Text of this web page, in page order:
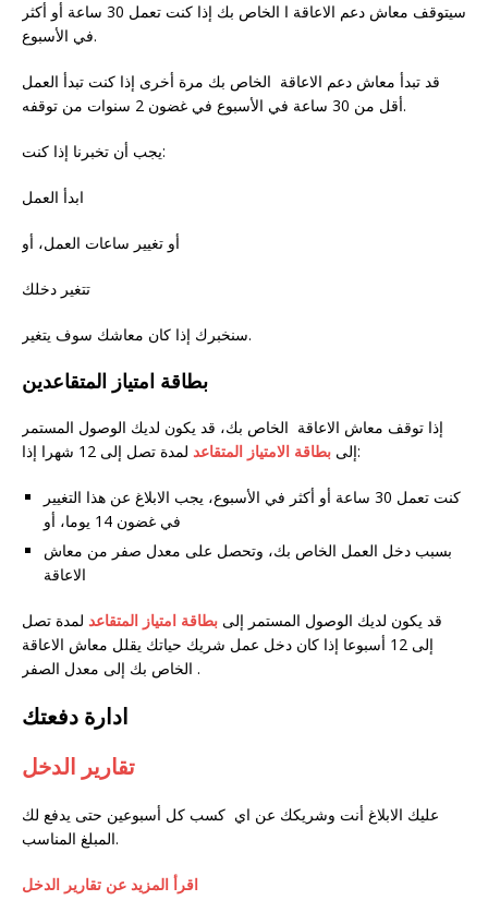
سيتوقف معاش دعم الاعاقة ا الخاص بك إذا كنت تعمل 30 ساعة أو أكثر
في الأسبوع.
قد تبدأ معاش دعم الاعاقة الخاص بك مرة أخرى إذا كنت تبدأ العمل
أقل من 30 ساعة في الأسبوع في غضون 2 سنوات من توقفه.
يجب أن تخبرنا إذا كنت:
ابدأ العمل
أو تغيير ساعات العمل، أو
تتغير دخلك
سنخبرك إذا كان معاشك سوف يتغير.
بطاقة امتياز المتقاعدين
إذا توقف معاش الاعاقة الخاص بك، قد يكون لديك الوصول المستمر
إلى بطاقة الامتياز المتقاعد لمدة تصل إلى 12 شهرا إذا:
كنت تعمل 30 ساعة أو أكثر في الأسبوع، يجب الابلاغ عن هذا التغيير
في غضون 14 يوما، أو
بسبب دخل العمل الخاص بك، وتحصل على معدل صفر من معاش
الاعاقة
قد يكون لديك الوصول المستمر إلى بطاقة امتياز المتقاعد لمدة تصل
إلى 12 أسبوعا إذا كان دخل عمل شريك حياتك يقلل معاش الاعاقة
الخاص بك إلى معدل الصفر.
ادارة دفعتك
تقارير الدخل
عليك الابلاغ أنت وشريكك عن اي كسب كل أسبوعين حتى يدفع لك
المبلغ المناسب.
اقرأ المزيد عن تقارير الدخل